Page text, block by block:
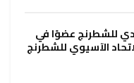
للشطرنج عضوًا في
الآسيوي للشطرنج